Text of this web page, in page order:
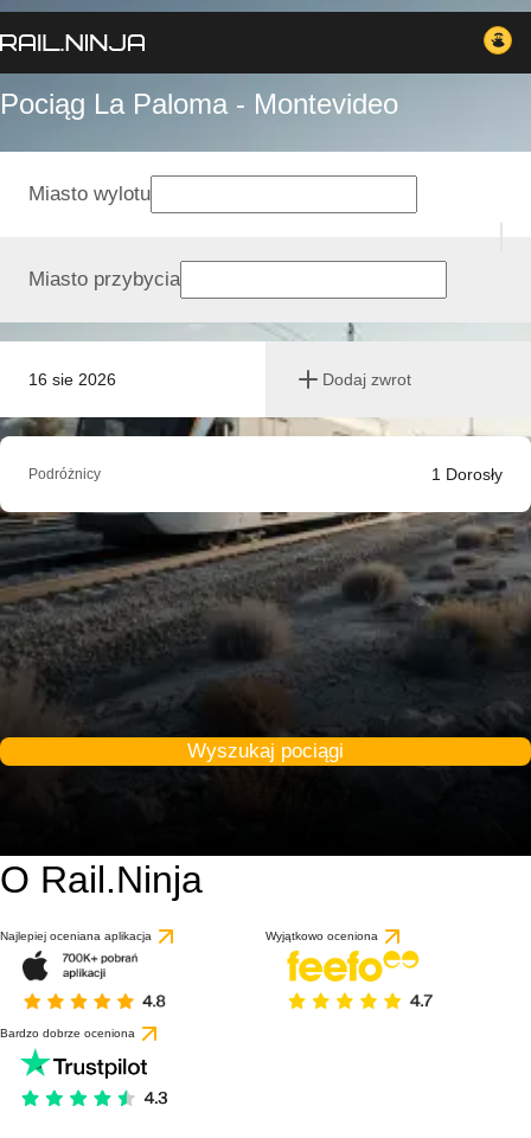
Pociąg La Paloma - Montevideo
16 sie 2026 Dodaj zwrot
Miasto wylotu
Miasto przybycia
Podróżnicy 1 Dorosły
Wyszukaj pociągi
O Rail.Ninja
Najlepiej oceniana aplikacja Wyjątkowo oceniona
Bardzo dobrze oceniona